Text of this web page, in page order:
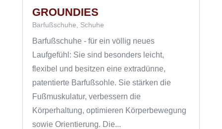
GROUNDIES
Barfußschuhe Schuhe
Barfußschuhe - für ein völlig neues
Laufgefühl: Sie sind besonders leicht,
flexibel und besitzen eine extradünne,
patentierte Barfußsohle. Sie stärken die
Fußmuskulatur, verbessern die
Körperhaltung, optimieren Körperbewegung
sowie Orientierung. Die...